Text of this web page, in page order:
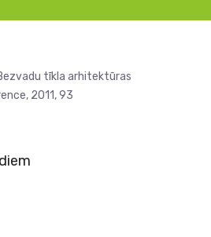
tīkla arhitektūras
2011, 93